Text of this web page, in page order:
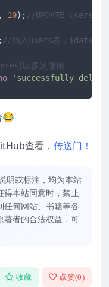
, 10); //UPDATE users
//插入users表，$data数据
可以多次使用
'successfully
😂
查看， 传送门！
明或标注，均为本站
得本站同意时，禁止
任何网站、书籍等各
著者的合法权益，可
收藏 点赞(0)